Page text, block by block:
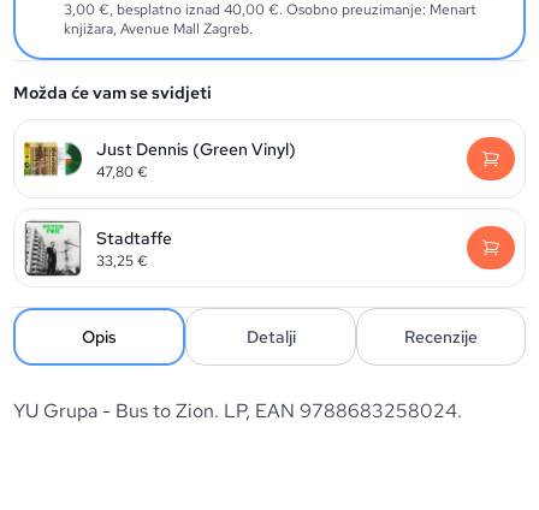
3,00 €, besplatno iznad 40,00 €. Osobno preuzimanje: Menart
knjižara, Avenue Mall Zagreb.
Možda će vam se svidjeti
Just Dennis (Green Vinyl)
47,80€
Stadtaffe
33,25€
Opis Detalji Recenzije
YU Grupa - Bus to Zion. LP, EAN 9788683258024.